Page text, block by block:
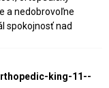
a nedobrovoľne
spokojnosť nad
king-11--